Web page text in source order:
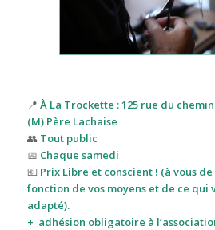
📍 À La Trockette : 125 rue du chemin
(M) Père Lachaise
👥Tout public
📅 Chaque samedi
💶Prix Libre et conscient ! (à vous
fonction de vos moyens et de ce qui
adapté).
+ adhésion obligatoire à